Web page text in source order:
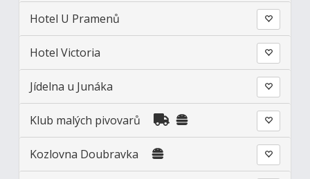
Hotel U Pramenů
Hotel Victoria
Jídelna u Junáka
Klub malých pivovarů
Kozlovna Doubravka